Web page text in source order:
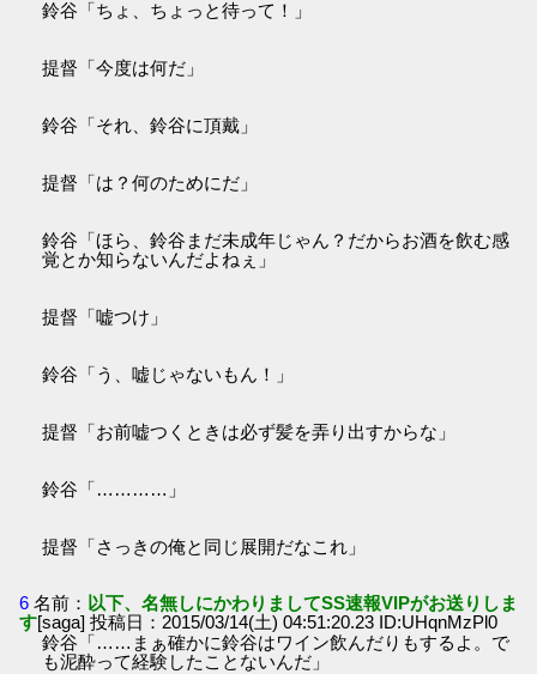
鈴谷「ちょ、ちょっと待って！」
提督「今度は何だ」
鈴谷「それ、鈴谷に頂戴」
提督「は？何のためにだ」
鈴谷「ほら、鈴谷まだ未成年じゃん？だからお酒を飲む感
覚とか知らないんだよねぇ」
提督「嘘つけ」
鈴谷「う、嘘じゃないもん！」
提督「お前嘘つくときは必ず髪を弄り出すからな」
鈴谷「…………」
提督「さっきの俺と同じ展開だなこれ」
6 名前： 以下、名無しにかわりましてSS速報VIPがお送りしま
す[saga] 投稿日：2015/03/14(土) 04:51:20.23 ID:UHqnMzPl0
鈴谷「……まぁ確かに鈴谷はワイン飲んだりもするよ。で
も泥酔って経験したことないんだ」